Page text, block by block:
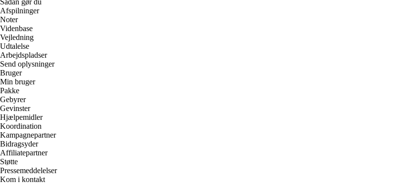
Sådan gør du
Afspilninger
Noter
Videnbase
Vejledning
Udtalelse
Arbejdspladser
Send oplysninger
Bruger
Min bruger
Pakke
Gebyrer
Gevinster
Hjælpemidler
Koordination
Kampagnepartner
Bidragsyder
Affiliatepartner
Støtte
Pressemeddelelser
Kom i kontakt